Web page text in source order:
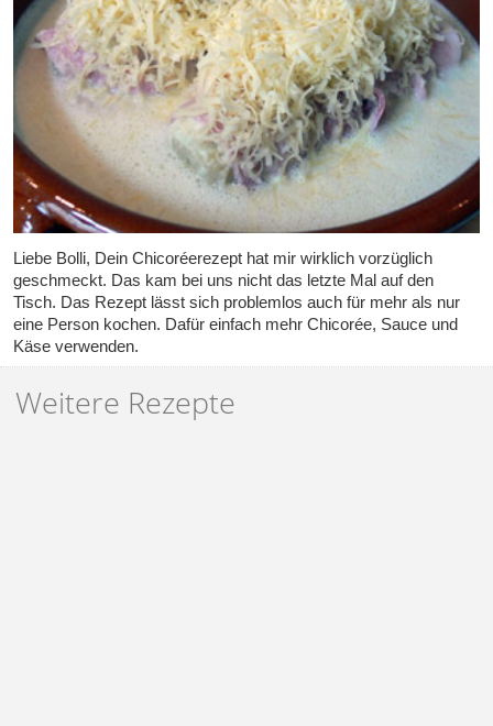
Liebe Bolli, Dein Chicoréerezept hat mir wirklich vorzüglich
geschmeckt. Das kam bei uns nicht das letzte Mal auf den
Tisch. Das Rezept lässt sich problemlos auch für mehr als nur
eine Person kochen. Dafür einfach mehr Chicorée, Sauce und
Käse verwenden.
Weitere Rezepte